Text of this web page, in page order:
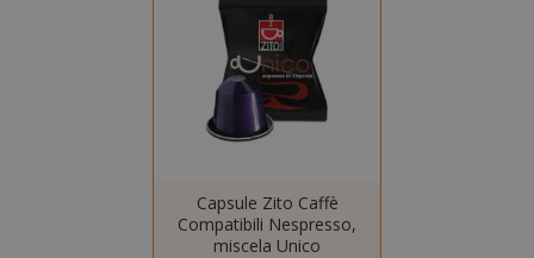
Capsule Zito Caffè
Compatibili Nespresso,
miscela Unico
consentono le funzionalità principali del
sito web come l'accesso dell'utente e la
gestione dell'account. Il sito web non può
essere utilizzato correttamente senza i
cookie strettamente necessari.